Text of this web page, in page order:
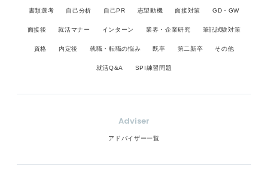
書類選考 自己分析 自己PR 志望動機 面接対策 GD・GW
面接後 就活マナー インターン 業界・企業研究 筆記試験対策
資格 内定後 就職・転職の悩み 既卒 第二新卒 その他
就活Q&A SPI練習問題
Adviser
アドバイザー一覧